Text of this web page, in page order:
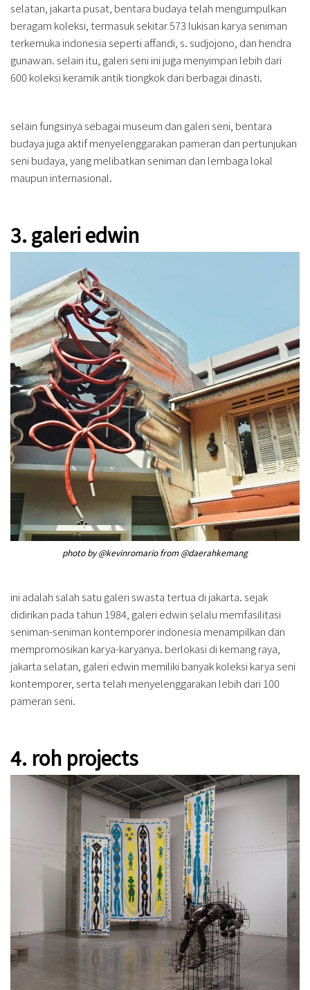
selatan, jakarta pusat, bentara budaya telah mengumpulkan
beragam koleksi, termasuk sekitar 573 lukisan karya seniman
terkemuka indonesia seperti affandi, s. sudjojono, dan hendra
gunawan. selain itu, galeri seni ini juga menyimpan lebih dari
600 koleksi keramik antik tiongkok dari berbagai dinasti.
selain fungsinya sebagai museum dan galeri seni, bentara
budaya juga aktif menyelenggarakan pameran dan pertunjukan
seni budaya, yang melibatkan seniman dan lembaga lokal
maupun internasional.
3. galeri edwin
photo by @kevinromario from @daerahkemang
ini adalah salah satu galeri swasta tertua di jakarta. sejak
didirikan pada tahun 1984, galeri edwin selalu memfasilitasi
seniman-seniman kontemporer indonesia menampilkan dan
mempromosikan karya-karyanya. berlokasi di kemang raya,
jakarta selatan, galeri edwin memiliki banyak koleksi karya seni
kontemporer, serta telah menyelenggarakan lebih dari 100
pameran seni.
4. roh projects